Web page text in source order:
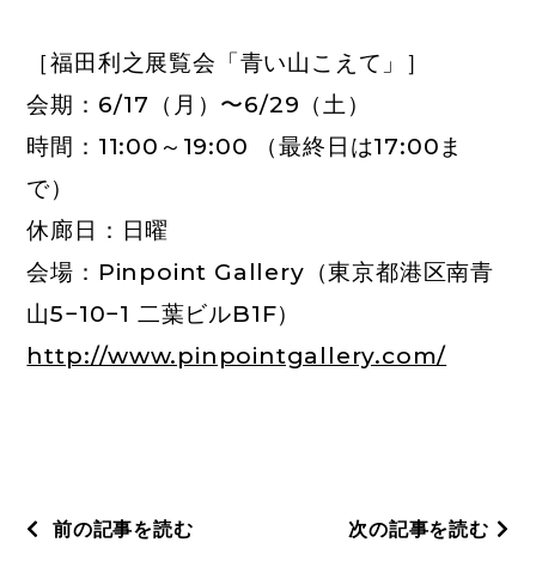
［福田利之展覧会「青い山こえて」］
会期：6/17（月）〜6/29（土）
時間：11:00～19:00 （最終日は17:00ま
で）
休廊日：日曜
会場：Pinpoint Gallery（東京都港区南青
山5−10−1 二葉ビルB1F）
http://www.pinpointgallery.com/
前の記事を読む 次の記事を読む